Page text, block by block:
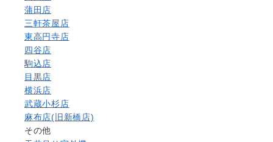
蒲田店
三軒茶屋店
東高円寺店
四谷店
駒込店
目黒店
横浜店
武蔵小杉店
麻布店(旧新橋店)
その他